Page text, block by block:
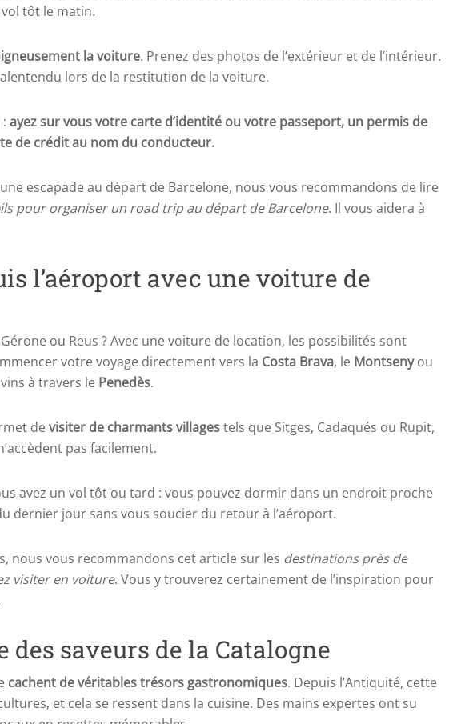
tôt le matin.
la voiture. Prenez des photos de l’extérieur et de l’intérieur.
lors de la restitution de la voiture.
ayez sur vous votre carte d’identité ou votre passeport, un permis de
de crédit au nom du conducteur.
escapade au départ de Barcelone, nous vous recommandons de lire
pour organiser un road trip au départ de Barcelone. Il vous aidera à
l’aéroport avec une voiture de
ou Reus ? Avec une voiture de location, les possibilités sont
votre voyage directement vers la Costa Brava, le Montsenyou
à travers le Penedès.
de visiter de charmants villagestels que Sitges, Cadaqués ou Rupit,
pas facilement.
avez un vol tôt ou tard : vous pouvez dormir dans un endroit proche
dernier jour sans vous soucier du retour à l’aéroport.
nous vous recommandons cet article sur les destinations près de
visiter en voiture. Vous y trouverez certainement de l’inspiration pour
des saveurs de la Catalogne
cachent de véritables trésors gastronomiques. Depuis l’Antiquité, cette
et cela se ressent dans la cuisine. Des mains expertes ont su